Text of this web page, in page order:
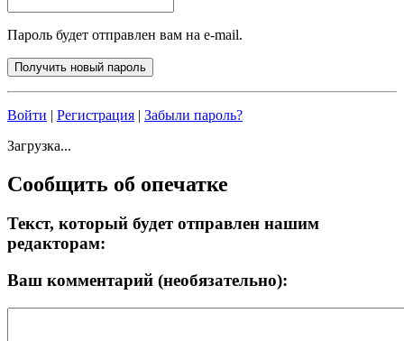
Пароль будет отправлен вам на e-mail.
Войти | Регистрация | Забыли пароль?
Загрузка...
Сообщить об опечатке
Текст, который будет отправлен нашим
редакторам:
Ваш комментарий (необязательно):